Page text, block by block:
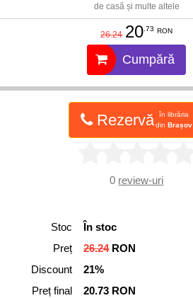
de casă și multe altele
26.24 20 .73 RON
Cumpără
Rezervă
în librăria
dinBrașov
0 review-uri
Stoc
În stoc
Preț
26.24RON
Discount
21%
Preț final
20.73 RON